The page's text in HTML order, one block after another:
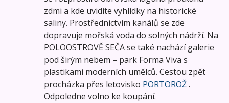
zdmi a kde uvidíte vyhlídky na historické
saliny. Prostřednictvím kanálů se zde
dopravuje mořská voda do solných nádrží. Na
POLOOSTROVĚ SEČA se také nachází galerie
pod širým nebem – park Forma Viva s
plastikami moderních umělců. Cestou zpět
procházka přes letovisko PORTOROŽ.
Odpoledne volno ke koupání.